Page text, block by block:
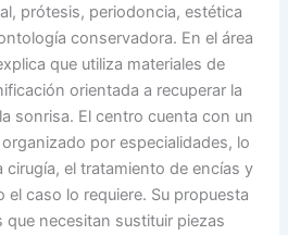
prótesis, periodoncia, estética
conservadora. En el área
que utiliza materiales de
orientada a recuperar la
sonrisa. El centro cuenta con un
por especialidades, lo
cirugía, el tratamiento de encías y
el caso lo requiere. Su propuesta
que necesitan sustituir piezas